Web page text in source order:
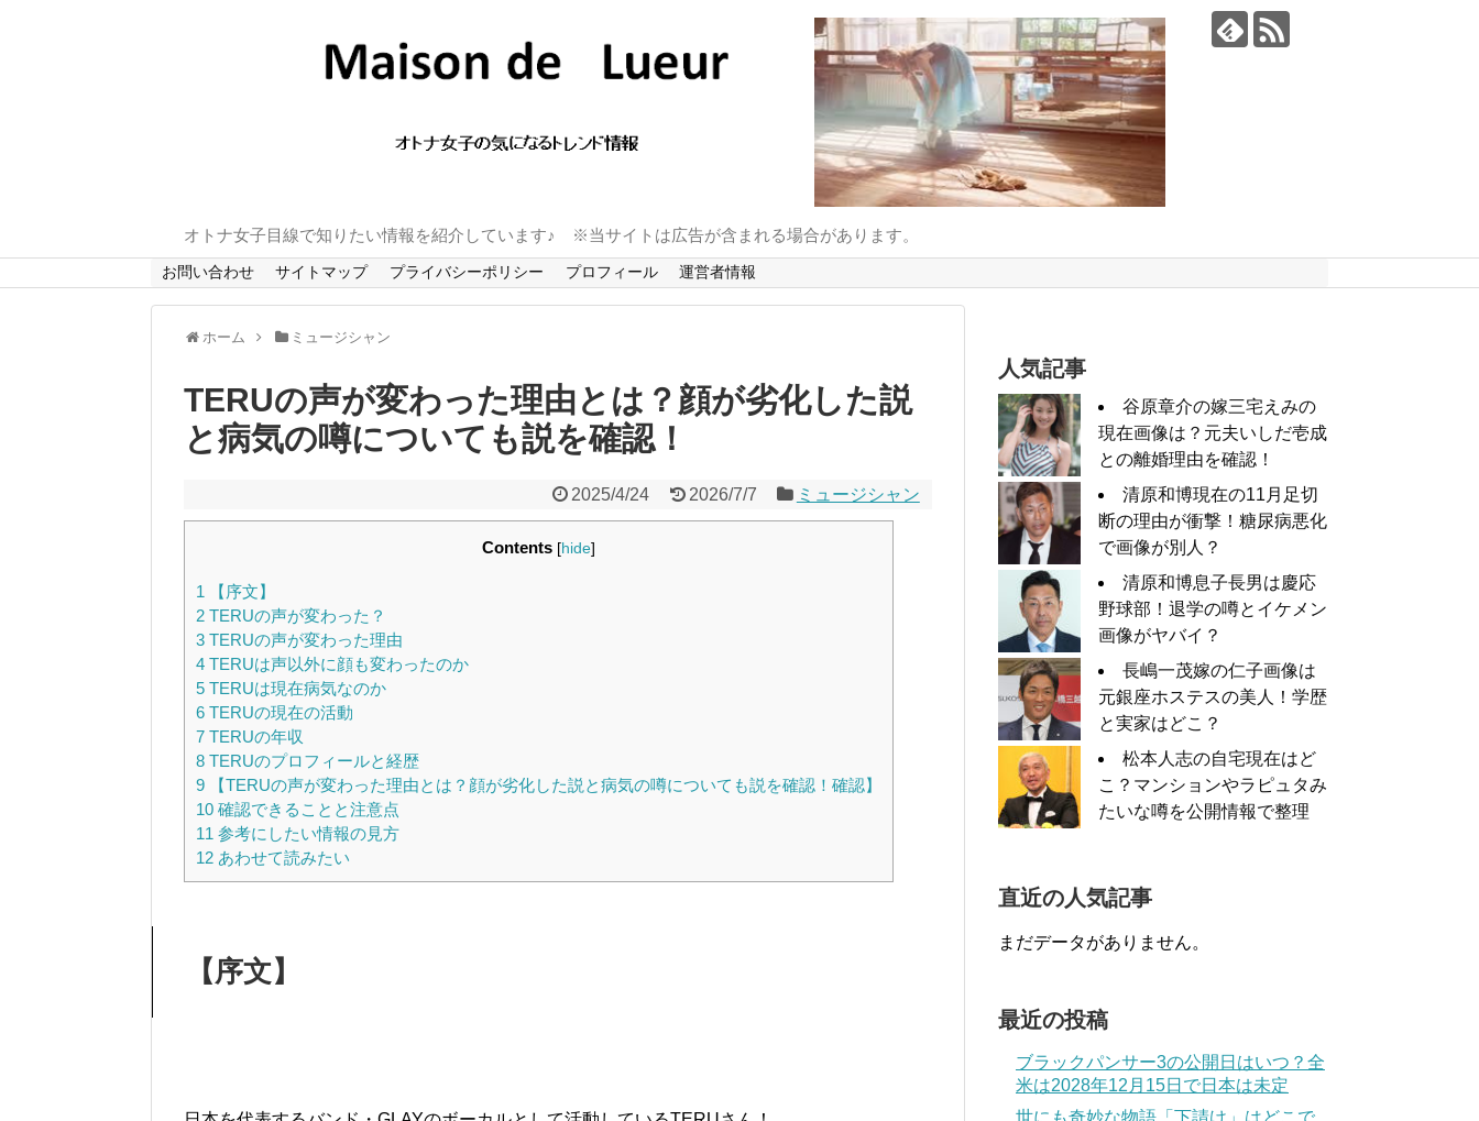
オトナ女子目線で知りたい情報を紹介しています♪ ※当サイトは広告が含まれる場合があります。
お問い合わせ サイトマップ プライバシーポリシー プロフィール 運営者情報
ホーム ミュージシャン
TERUの声が変わった理由とは？顔が劣化した説
と病気の噂についても説を確認！
2025/4/24 2026/7/7 ミュージシャン
Contents [hide]
1 【序文】
2 TERUの声が変わった？
3 TERUの声が変わった理由
4 TERUは声以外に顔も変わったのか
5 TERUは現在病気なのか
6 TERUの現在の活動
7 TERUの年収
8 TERUのプロフィールと経歴
9 【TERUの声が変わった理由とは？顔が劣化した説と病気の噂についても説を確認！確認】
10 確認できることと注意点
11 参考にしたい情報の見方
12 あわせて読みたい
【序文】
人気記事
谷原章介の嫁三宅えみの
現在画像は？元夫いしだ壱成
との離婚理由を確認！
清原和博現在の11月足切
断の理由が衝撃！糖尿病悪化
で画像が別人？
清原和博息子長男は慶応
野球部！退学の噂とイケメン
画像がヤバイ？
長嶋一茂嫁の仁子画像は
元銀座ホステスの美人！学歴
と実家はどこ？
松本人志の自宅現在はど
こ？マンションやラピュタみ
たいな噂を公開情報で整理
直近の人気記事
まだデータがありません。
最近の投稿
ブラックパンサー3の公開日はいつ？全
米は2028年12月15日で日本は未定